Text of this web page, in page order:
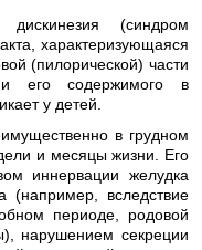
(синдром
характеризующаяся
(пилорической) части
его содержимого в
у детей.
в грудном
и месяцы жизни. Его
иннервации желудка
(например, вследствие
периоде, родовой
нарушением секреции